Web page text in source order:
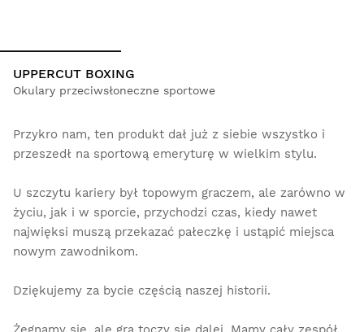
UPPERCUT BOXING
Okulary przeciwsłoneczne sportowe
Przykro nam, ten produkt dał już z siebie wszystko i
przeszedł na sportową emeryturę w wielkim stylu.
U szczytu kariery był topowym graczem, ale zarówno w
życiu, jak i w sporcie, przychodzi czas, kiedy nawet
najwięksi muszą przekazać pałeczkę i ustąpić miejsca
nowym zawodnikom.
Dziękujemy za bycie częścią naszej historii.